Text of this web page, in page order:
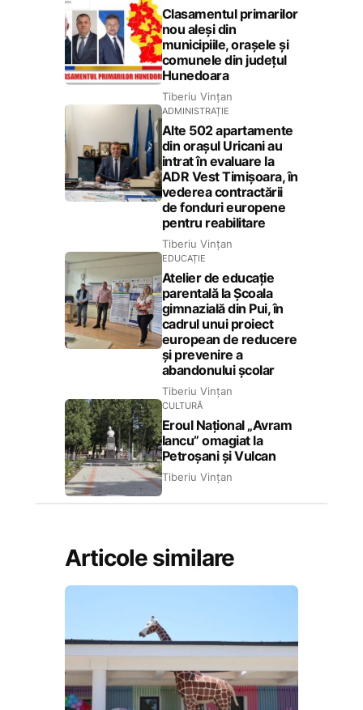
Clasamentul primarilor
nou aleși din
municipiile, orașele și
comunele din județul
Hunedoara
Tiberiu Vințan
ADMINISTRAȚIE
Alte 502 apartamente
din orașul Uricani au
intrat în evaluare la
ADR Vest Timișoara, în
vederea contractării
de fonduri europene
pentru reabilitare
Tiberiu Vințan
EDUCAȚIE
Atelier de educație
parentală la Școala
gimnazială din Pui, în
cadrul unui proiect
european de reducere
și prevenire a
abandonului școlar
Tiberiu Vințan
CULTURĂ
Eroul Național „Avram
Iancu” omagiat la
Petroșani și Vulcan
Tiberiu Vințan
Articole similare